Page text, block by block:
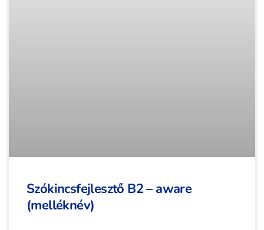
Szókincsfejlesztő B2 – aware
(melléknév)